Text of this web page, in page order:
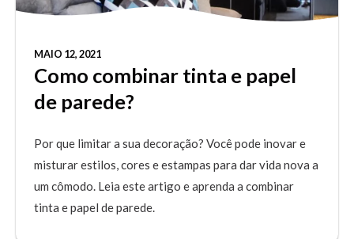
MAIO 12, 2021
Como combinar tinta e papel
de parede?
Por que limitar a sua decoração? Você pode inovar e
misturar estilos, cores e estampas para dar vida nova a
um cômodo. Leia este artigo e aprenda a combinar
tinta e papel de parede.